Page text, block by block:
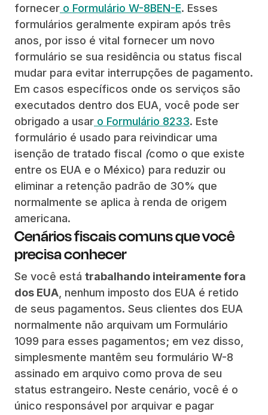
fornecer o Formulário W-8BEN-E. Esses
formulários geralmente expiram após três
anos, por isso é vital fornecer um novo
formulário se sua residência ou status fiscal
mudar para evitar interrupções de pagamento.
Em casos específicos onde os serviços são
executados dentro dos EUA, você pode ser
obrigado a usar o Formulário 8233. Este
formulário é usado para reivindicar uma
isenção de tratado fiscal (como o que existe
entre os EUA e o México) para reduzir ou
eliminar a retenção padrão de 30% que
normalmente se aplica à renda de origem
americana.
Cenários fiscais comuns que você
precisa conhecer
Se você está trabalhando inteiramente fora
dos EUA, nenhum imposto dos EUA é retido
de seus pagamentos. Seus clientes dos EUA
normalmente não arquivam um Formulário
1099 para esses pagamentos; em vez disso,
simplesmente mantêm seu formulário W-8
assinado em arquivo como prova de seu
status estrangeiro. Neste cenário, você é o
único responsável por arquivar e pagar